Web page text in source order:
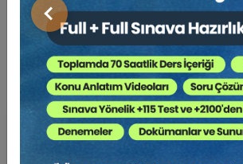
Önceki
Süper Abone Ol: Sadece 1290
Tüketici Hukuku Enstitüsü